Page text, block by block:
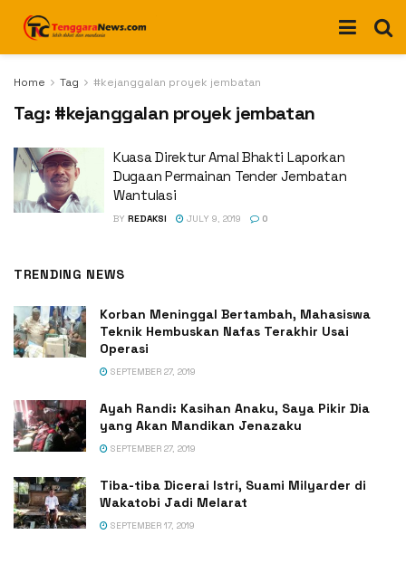
Home Tag #kejanggalan proyek jembatan
Tag: #kejanggalan proyek jembatan
Kuasa Direktur Amal Bhakti Laporkan
Dugaan Permainan Tender Jembatan
Wantulasi
BY REDAKSI JULY 9, 2019 0
TRENDING NEWS
Korban Meninggal Bertambah, Mahasiswa
Teknik Hembuskan Nafas Terakhir Usai
Operasi
SEPTEMBER 27, 2019
Ayah Randi: Kasihan Anaku, Saya Pikir Dia
yang Akan Mandikan Jenazaku
SEPTEMBER 27, 2019
Tiba-tiba Dicerai Istri, Suami Milyarder di
Wakatobi Jadi Melarat
SEPTEMBER 17, 2019